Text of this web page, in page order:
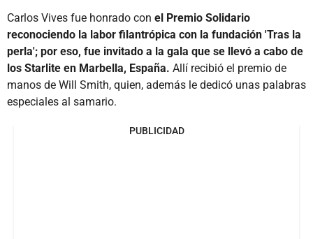
Carlos Vives fue honrado con el Premio Solidario
reconociendo la labor filantrópica con la fundación 'Tras la
perla'; por eso, fue invitado a la gala que se llevó a cabo de
los Starlite en Marbella, España. Allí recibió el premio de
manos de Will Smith, quien, además le dedicó unas palabras
especiales al samario.
PUBLICIDAD